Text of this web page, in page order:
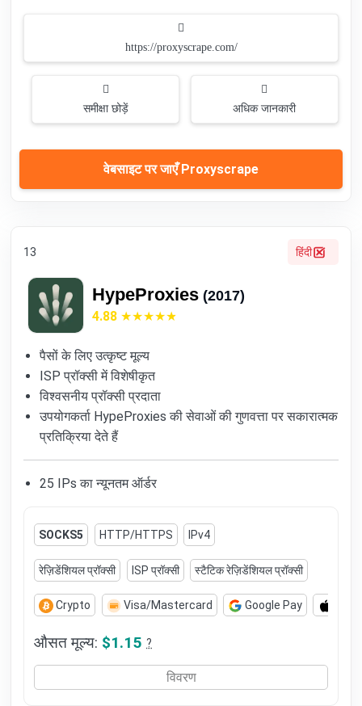
https://proxyscrape.com/
समीक्षा छोड़ें अधिक जानकारी
वेबसाइट पर जाएँ Proxyscrape
13 हिंदी
HypeProxies (2017)
4.88
पैसों के लिए उत्कृष्ट मूल्य
ISP प्रॉक्सी में विशेषीकृत
विश्वसनीय प्रॉक्सी प्रदाता
उपयोगकर्ता HypeProxies की सेवाओं की गुणवत्ता पर सकारात्मक
प्रतिक्रिया देते हैं
25 IPs का न्यूनतम ऑर्डर
SOCKS5 HTTP/HTTPS IPv4
रेज़िडेंशियल प्रॉक्सी ISP प्रॉक्सी स्टैटिक रेज़िडेंशियल प्रॉक्सी
Crypto Visa/Mastercard Google Pay
औसत मूल्य: $1.15 ?
विवरण